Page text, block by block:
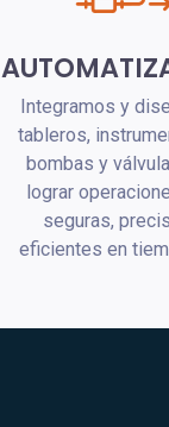
Integramos y
tableros,
bombas y
lograr
seguras,
eficientes en